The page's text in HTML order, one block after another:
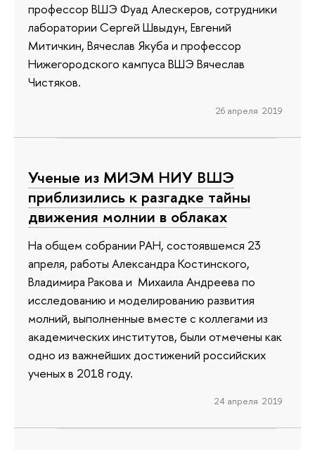
профессор ВШЭ Фуад Алескеров, сотрудники
лаборатории Сергей Швыдун, Евгений
Митичкин, Вячеслав Якуба и профессор
Нижегородского кампуса ВШЭ Вячеслав
Чистяков.
26 апреля 2019
Ученые из МИЭМ НИУ ВШЭ
приблизились к разгадке тайны
движения молнии в облаках
На общем собрании РАН, состоявшемся 23
апреля, работы Александра Костинского,
Владимира Ракова и Михаила Андреева по
исследованию и моделированию развития
молний, выполненные вместе с коллегами из
академических институтов, были отмечены как
одно из важнейших достижений российских
ученых в 2018 году.
24 апреля 2019